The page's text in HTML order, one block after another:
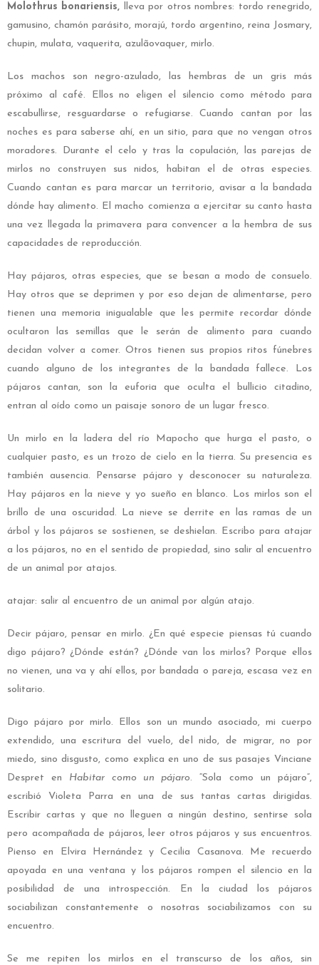
Molothrus bonariensis, lleva por otros nombres: tordo renegrido,
gamusino, chamón parásito, morajú, tordo argentino, reina Josmary,
chupin, mulata, vaquerita, azulãovaquer, mirlo.
Los machos son negro-azulado, las hembras de un gris más
próximo al café. Ellos no eligen el silencio como método para
escabullirse, resguardarse o refugiarse. Cuando cantan por las
noches es para saberse ahí, en un sitio, para que no vengan otros
moradores. Durante el celo y tras la copulación, las parejas de
mirlos no construyen sus nidos, habitan el de otras especies.
Cuando cantan es para marcar un territorio, avisar a la bandada
dónde hay alimento. El macho comienza a ejercitar su canto hasta
una vez llegada la primavera para convencer a la hembra de sus
capacidades de reproducción.
Hay pájaros, otras especies, que se besan a modo de consuelo.
Hay otros que se deprimen y por eso dejan de alimentarse, pero
tienen una memoria inigualable que les permite recordar dónde
ocultaron las semillas que le serán de alimento para cuando
decidan volver a comer. Otros tienen sus propios ritos fúnebres
cuando alguno de los integrantes de la bandada fallece. Los
pájaros cantan, son la euforia que oculta el bullicio citadino,
entran al oído como un paisaje sonoro de un lugar fresco.
Un mirlo en la ladera del río Mapocho que hurga el pasto, o
cualquier pasto, es un trozo de cielo en la tierra. Su presencia es
también ausencia. Pensarse pájaro y desconocer su naturaleza.
Hay pájaros en la nieve y yo sueño en blanco. Los mirlos son el
brillo de una oscuridad. La nieve se derrite en las ramas de un
árbol y los pájaros se sostienen, se deshielan. Escribo para atajar
a los pájaros, no en el sentido de propiedad, sino salir al encuentro
de un animal por atajos.
atajar: salir al encuentro de un animal por algún atajo.
Decir pájaro, pensar en mirlo. ¿En qué especie piensas tú cuando
digo pájaro? ¿Dónde están? ¿Dónde van los mirlos? Porque ellos
no vienen, una va y ahí ellos, por bandada o pareja, escasa vez en
solitario.
Digo pájaro por mirlo. Ellos son un mundo asociado, mi cuerpo
extendido, una escritura del vuelo, del nido, de migrar, no por
miedo, sino disgusto, como explica en uno de sus pasajes Vinciane
Despret en Habitar como un pájaro. “Sola como un pájaro”,
escribió Violeta Parra en una de sus tantas cartas dirigidas.
Escribir cartas y que no lleguen a ningún destino, sentirse sola
pero acompañada de pájaros, leer otros pájaros y sus encuentros.
Pienso en Elvira Hernández y Cecilia Casanova. Me recuerdo
apoyada en una ventana y los pájaros rompen el silencio en la
posibilidad de una introspección. En la ciudad los pájaros
sociabilizan constantemente o nosotras sociabilizamos con su
encuentro.
Se me repiten los mirlos en el transcurso de los años, sin